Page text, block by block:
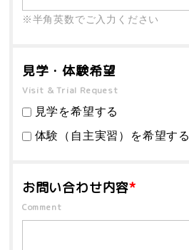
※半角英数でご入力ください
見学・体験希望
Visit & Trial Request
見学を希望する
体験（自主実習）を希望する
お問い合わせ内容*
Comment